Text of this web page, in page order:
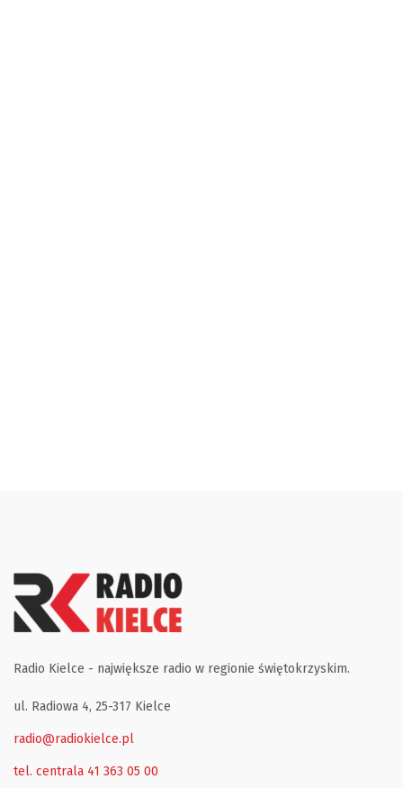
Radio Kielce - największe radio w regionie świętokrzyskim.
ul. Radiowa 4, 25-317 Kielce
radio@radiokielce.pl
tel. centrala 41 363 05 00